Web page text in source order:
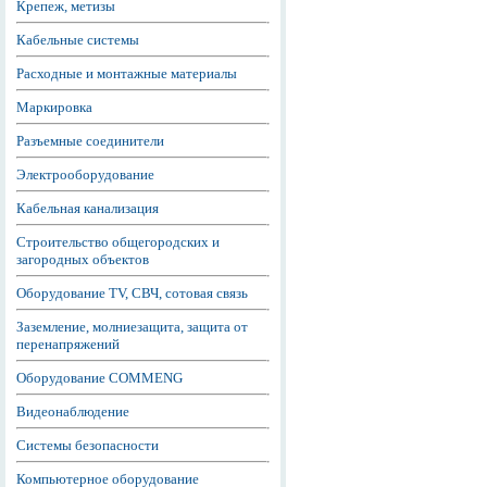
Крепеж, метизы
Кабельные системы
Расходные и монтажные материалы
Маркировка
Разъемные соединители
Электрооборудование
Кабельная канализация
Строительство общегородских и
загородных объектов
Оборудование TV, СВЧ, сотовая связь
Заземление, молниезащита, защита от
перенапряжений
Оборудование COMMENG
Видеонаблюдение
Системы безопасности
Компьютерное оборудование